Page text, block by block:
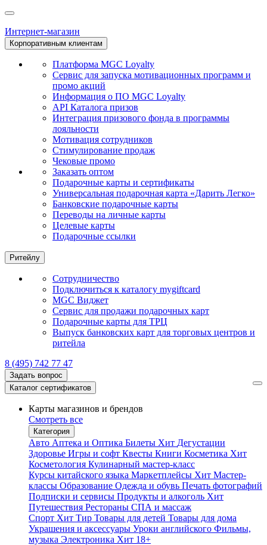
Интернет-магазин
Корпоративным клиентам
Платформа MGC Loyalty
Сервис для запуска мотивационных программ и
промо акций
Информация о ПО MGC Loyalty
API Каталога призов
Интеграция призового фонда в программы
лояльности
Мотивация сотрудников
Стимулирование продаж
Чековые промо
Заказать оптом
Подарочные карты и сертификаты
Универсальная подарочная карта «Дарить Легко»
Банковские подарочные карты
Переводы на личные карты
Целевые карты
Подарочные ссылки
Ритейлу
Сотрудничество
Подключиться к каталогу mygiftcard
MGC Виджет
Сервис для продажи подарочных карт
Подарочные карты для ТРЦ
Выпуск банковских карт для торговых центров и
ритейла
8 (495) 742 77 47
Задать вопрос
Каталог сертификатов
Карты магазинов и брендов
Смотреть все
Категория
Авто Аптека и Оптика Билеты Хит Дегустации
Здоровье Игры и софт Квесты Книги Косметика Хит
Косметология Кулинарный мастер-класс
Курсы китайского языка Маркетплейсы Хит Мастер-
классы Образование Одежда и обувь Печать фотографий
Подписки и сервисы Продукты и алкоголь Хит
Путешествия Рестораны СПА и массаж
Спорт Хит Тир Товары для детей Товары для дома
Украшения и аксессуары Уроки английского Фильмы,
музыка Электроника Хит 18+